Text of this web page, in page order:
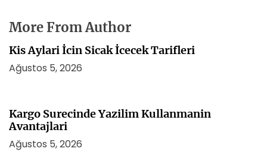
More From Author
Kis Aylari İcin Sicak İcecek Tarifleri
Ağustos 5, 2026
Kargo Surecinde Yazilim Kullanmanin
Avantajlari
Ağustos 5, 2026